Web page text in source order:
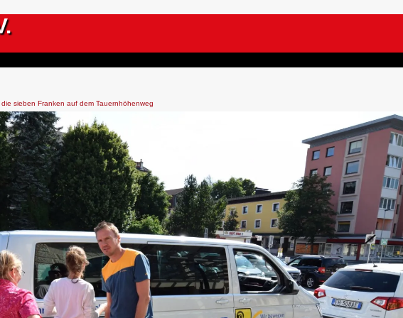
sieben Franken auf dem Tauernhöhenweg